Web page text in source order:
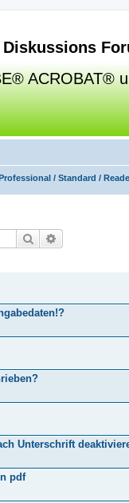
Diskussions
ACROBAT®
/ Standard /
Suche
Unterschrift
pdf